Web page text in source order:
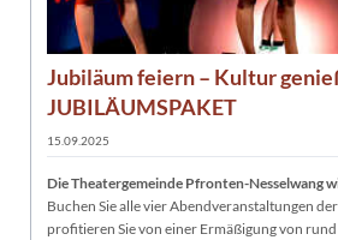
Jubiläum feiern – Kultur
JUBILÄUMSPAKET
15.09.2025
Die Theatergemeinde Pfronten-Nesselwang
Buchen Sie alle vier Abendveranstaltungen
profitieren Sie von einer Ermäßigung von rund